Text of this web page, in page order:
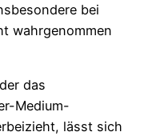
bei
wahrgenommen
das
Medium-
lässt sich